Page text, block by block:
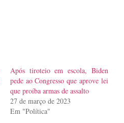
Após tiroteio em escola, Biden
pede ao Congresso que aprove lei
que proíba armas de assalto
27 de março de 2023
Em "Política"